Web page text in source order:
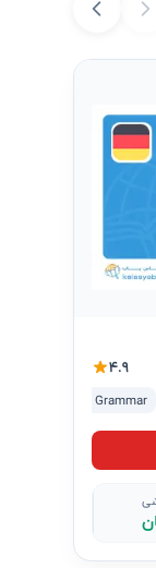
4.9
Grammar